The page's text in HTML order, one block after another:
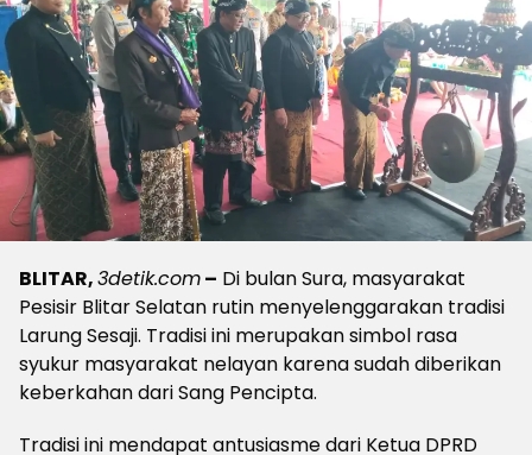
BLITAR,3detik.com– Di bulan Sura, masyarakat
Pesisir Blitar Selatan rutin menyelenggarakan tradisi
Larung Sesaji. Tradisi ini merupakan simbol rasa
syukur masyarakat nelayan karena sudah diberikan
keberkahan dari Sang Pencipta.
Tradisi ini mendapat antusiasme dari Ketua DPRD